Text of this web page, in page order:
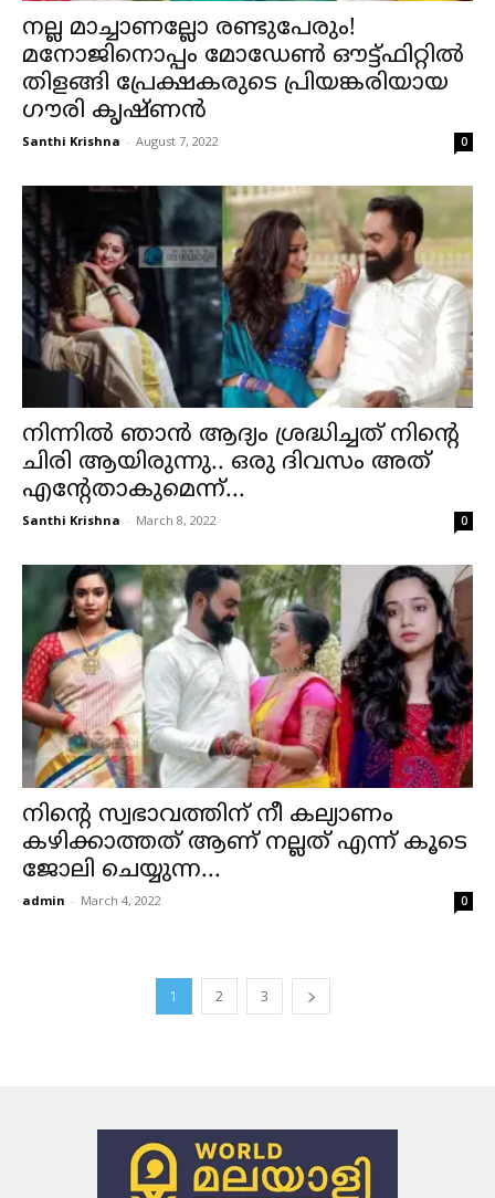
നല്ല മാച്ചാണല്ലോ രണ്ടുപേരും!
മനോജിനൊപ്പം മോഡേൺ ഔട്ട്ഫിറ്റിൽ
തിളങ്ങി പ്രേക്ഷകരുടെ പ്രിയങ്കരിയായ
ഗൗരി കൃഷ്ണൻ
Santhi Krishna - August 7, 2022 0
നിന്നിൽ ഞാൻ ആദ്യം ശ്രദ്ധിച്ചത് നിന്റെ
ചിരി ആയിരുന്നു.. ഒരു ദിവസം അത്
എന്റേതാകുമെന്ന്...
Santhi Krishna - March 8, 2022 0
നിന്റെ സ്വഭാവത്തിന് നീ കല്യാണം
കഴിക്കാത്തത് ആണ് നല്ലത് എന്ന് കൂടെ
ജോലി ചെയ്യുന്ന...
admin - March 4, 2022 0
1 2 3